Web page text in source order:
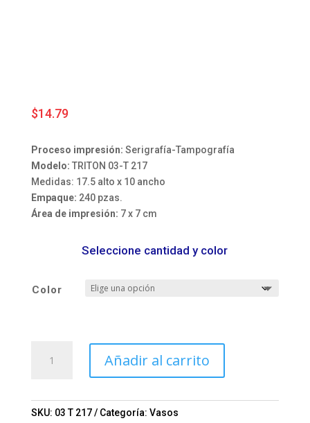
$14.79
Proceso impresión: Serigrafía-Tampografía
Modelo: TRITON 03-T 217
Medidas: 17.5 alto x 10 ancho
Empaque: 240 pzas.
Área de impresión: 7 x 7 cm
Seleccione cantidad y color
Color
TRITON
T
Añadir al carrito
SKU: 03 T 217 Categoría: Vasos